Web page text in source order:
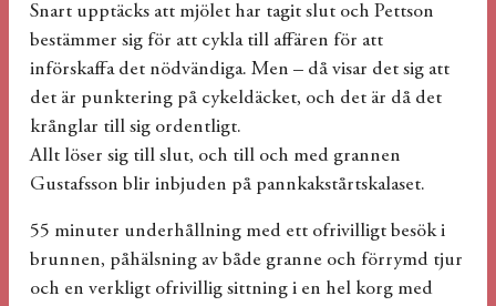
Snart upptäcks att mjölet har tagit slut och Pettson
bestämmer sig för att cykla till affären för att
införskaffa det nödvändiga. Men – då visar det sig att
det är punktering på cykeldäcket, och det är då det
krånglar till sig ordentligt.
Allt löser sig till slut, och till och med grannen
Gustafsson blir inbjuden på pannkakstårtskalaset.
55 minuter underhållning med ett ofrivilligt besök i
brunnen, påhälsning av både granne och förrymd tjur
och en verkligt ofrivillig sittning i en hel korg med